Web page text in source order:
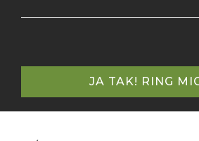
Please
field
empty.